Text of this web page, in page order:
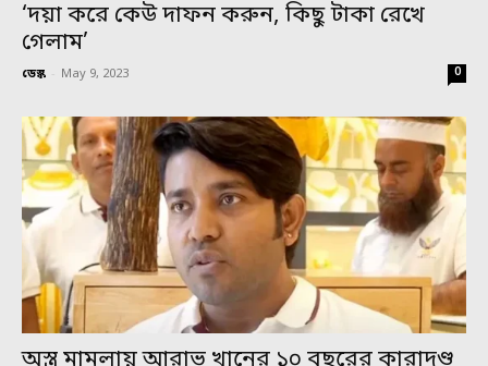
‘দয়া করে কেউ দাফন করুন, কিছু টাকা রেখে
গেলাম’
ডেস্ক - May 9, 2023 0